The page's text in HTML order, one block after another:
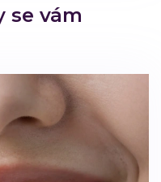
se vám